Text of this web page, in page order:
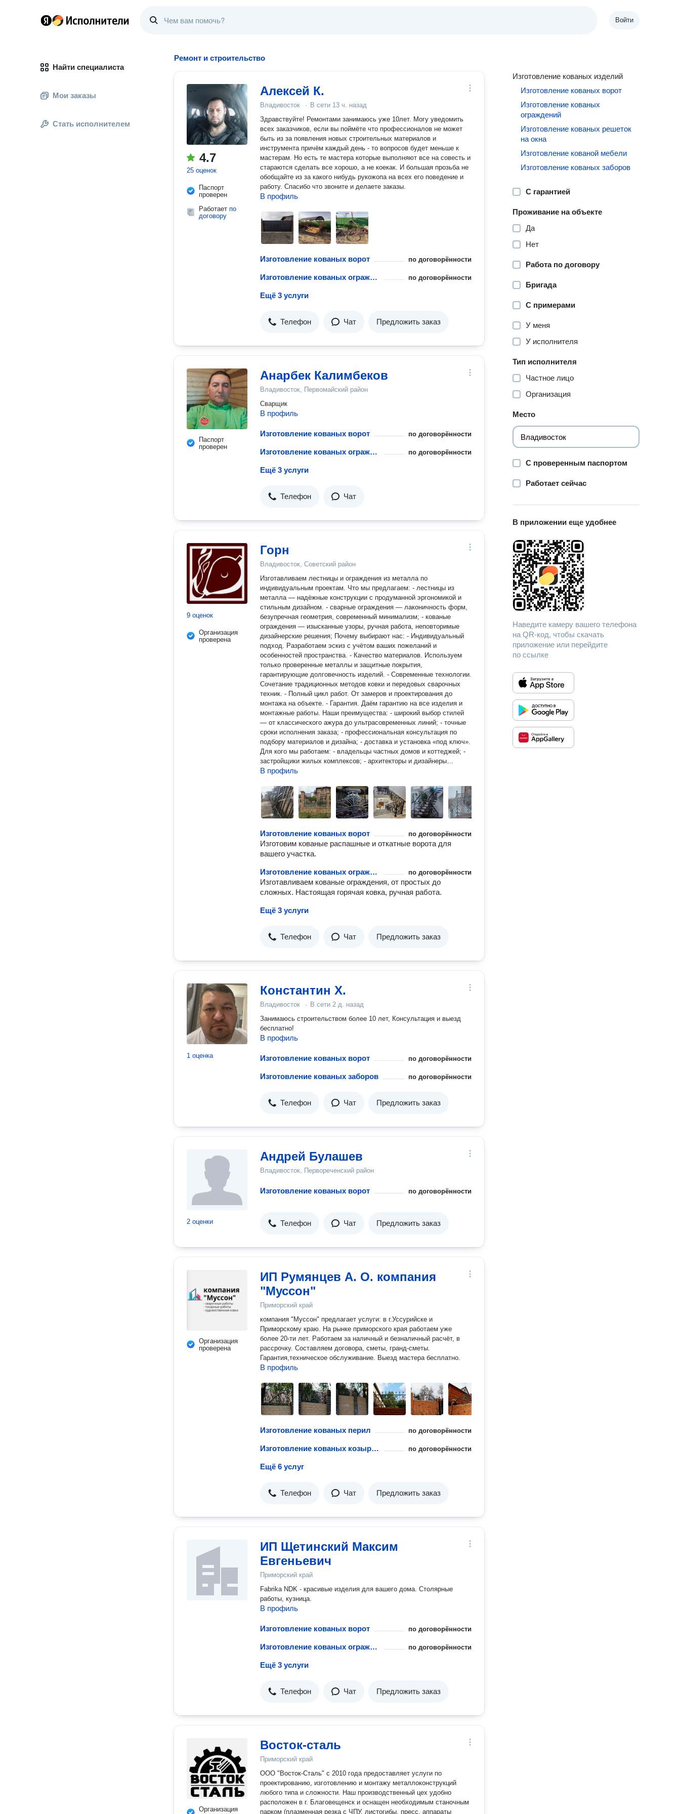
Войти
Найти специалиста
Мои заказы
Стать исполнителем
Ремонт и строительство
4.7
25 оценок
Паспорт
проверен
Работает по
договору
Алексей К.
Владивосток · В сети 13 ч. назад
Здравствуйте! Ремонтами занимаюсь уже 10лет. Могу уведомить
всех заказчиков, если вы поймёте что профессионалов не может
быть из за появления новых строительных материалов и
инструмента причём каждый день - то вопросов будет меньше к
мастерам. Но есть те мастера которые выполняют все на совесть и
стараются сделать все хорошо, а не коекак. И большая прозьба не
обобщайте из за какого нибудь рукожопа на всех его поведение и
работу. Спасибо что звоните и делаете заказы.
В профиль
Изготовление кованых ворот по договорённости
Изготовление кованых ограждений по договорённости
Ещё 3 услуги
Телефон Чат Предложить заказ
Паспорт
проверен
Анарбек Калимбеков
Владивосток, Первомайский район
Сварщик
В профиль
Изготовление кованых ворот по договорённости
Изготовление кованых ограждений по договорённости
Ещё 3 услуги
Телефон Чат
9 оценок
Организация
проверена
Горн
Владивосток, Советский район
Изготавливаем лестницы и ограждения из металла по
индивидуальным проектам. Что мы предлагаем: - лестницы из
металла — надёжные конструкции с продуманной эргономикой и
стильным дизайном. - сварные ограждения — лаконичность форм,
безупречная геометрия, современный минимализм; - кованые
ограждения — изысканные узоры, ручная работа, неповторимые
дизайнерские решения; Почему выбирают нас: - Индивидуальный
подход. Разработаем эскиз с учётом ваших пожеланий и
особенностей пространства. - Качество материалов. Используем
только проверенные металлы и защитные покрытия,
гарантирующие долговечность изделий. - Современные технологии.
Сочетание традиционных методов ковки и передовых сварочных
техник. - Полный цикл работ. От замеров и проектирования до
монтажа на объекте. - Гарантия. Даём гарантию на все изделия и
монтажные работы. Наши преимущества: - широкий выбор стилей
— от классического ажура до ультрасовременных линий; - точные
сроки исполнения заказа; - профессиональная консультация по
подбору материалов и дизайна; - доставка и установка «под ключ».
Для кого мы работаем: - владельцы частных домов и коттеджей; -
застройщики жилых комплексов; - архитекторы и дизайнеры
интерьеров; - коммерческие объекты (кафе, офисы, торговые
В профиль
Изготовление кованых ворот по договорённости
Изготовим кованые распашные и откатные ворота для
вашего участка.
Изготовление кованых ограждений по договорённости
Изготавливаем кованые ограждения, от простых до
сложных. Настоящая горячая ковка, ручная работа.
Ещё 3 услуги
Телефон Чат Предложить заказ
1 оценка
Константин Х.
Владивосток · В сети 2 д. назад
Занимаюсь строительством более 10 лет, Консультация и выезд
бесплатно!
В профиль
Изготовление кованых ворот по договорённости
Изготовление кованых заборов по договорённости
Телефон Чат Предложить заказ
2 оценки
Андрей Булашев
Владивосток, Первореченский район
Изготовление кованых ворот по договорённости
Телефон Чат Предложить заказ
Организация
проверена
ИП Румянцев А. О. компания
"Муссон"
Приморский край
компания "Муссон" предлагает услуги: в г.Уссурийске и
Приморскому краю. На рынке приморского края работаем уже
более 20-ти лет. Работаем за наличный и безналичный расчёт, в
рассрочку. Составляем договора, сметы, гранд-сметы.
Гарантия,техническое обслуживание. Выезд мастера бесплатно.
В профиль
Изготовление кованых перил по договорённости
Изготовление кованых козырьков по договорённости
Ещё 6 услуг
Телефон Чат Предложить заказ
ИП Щетинский Максим
Евгеньевич
Приморский край
Fabrika NDK - красивые изделия для вашего дома. Столярные
работы, кузница.
В профиль
Изготовление кованых ворот по договорённости
Изготовление кованых ограждений по договорённости
Ещё 3 услуги
Телефон Чат Предложить заказ
Организация
Восток-сталь
Приморский край
ООО "Восток-Сталь" с 2010 года предоставляет услуги по
проектированию, изготовлению и монтажу металлоконструкций
любого типа и сложности. Наш производственный цех удобно
расположен в г. Благовещенск и оснащен необходимым станочным
парком (плазменная резка с ЧПУ, листогибы, пресс, аппараты
Изготовление кованых изделий
Изготовление кованых ворот
Изготовление кованых
ограждений
Изготовление кованых решеток
на окна
Изготовление кованой мебели
Изготовление кованых заборов
С гарантией
Проживание на объекте
Да
Нет
Работа по договору
Бригада
С примерами
У меня
У исполнителя
Тип исполнителя
Частное лицо
Организация
Место
С проверенным паспортом
Работает сейчас
В приложении еще удобнее
Наведите камеру вашего телефона
на QR-код, чтобы скачать
приложение или перейдите
по ссылке